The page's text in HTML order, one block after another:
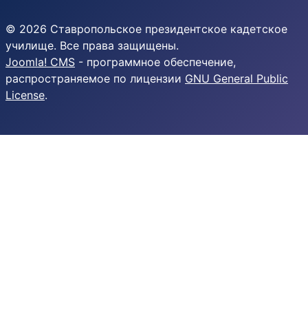
© 2026 Ставропольское президентское кадетское
училище. Все права защищены.
Joomla! CMS - программное обеспечение,
распространяемое по лицензии GNU General Public
License.